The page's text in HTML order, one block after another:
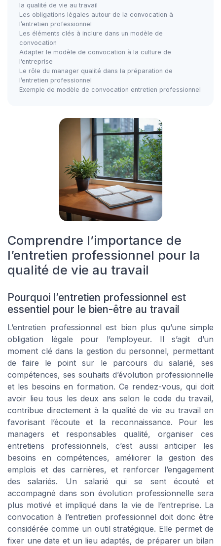
la qualité de vie au travail
Les obligations légales autour de la convocation à
l’entretien professionnel
Les éléments clés à inclure dans un modèle de
convocation
Adapter le modèle de convocation à la culture de
l’entreprise
Le rôle du manager qualité dans la préparation de
l’entretien professionnel
Exemple de modèle de convocation entretien professionnel
Comprendre l’importance de
l’entretien professionnel pour la
qualité de vie au travail
Pourquoi l’entretien professionnel est
essentiel pour le bien-être au travail
L’entretien professionnel est bien plus qu’une simple
obligation légale pour l’employeur. Il s’agit d’un
moment clé dans la gestion du personnel, permettant
de faire le point sur le parcours du salarié, ses
compétences, ses souhaits d’évolution professionnelle
et les besoins en formation. Ce rendez-vous, qui doit
avoir lieu tous les deux ans selon le code du travail,
contribue directement à la qualité de vie au travail en
favorisant l’écoute et la reconnaissance. Pour les
managers et responsables qualité, organiser ces
entretiens professionnels, c’est aussi anticiper les
besoins en compétences, améliorer la gestion des
emplois et des carrières, et renforcer l’engagement
des salariés. Un salarié qui se sent écouté et
accompagné dans son évolution professionnelle sera
plus motivé et impliqué dans la vie de l’entreprise. La
convocation à l’entretien professionnel doit donc être
considérée comme un outil stratégique. Elle permet de
fixer une date et un lieu adaptés, de préparer un bilan